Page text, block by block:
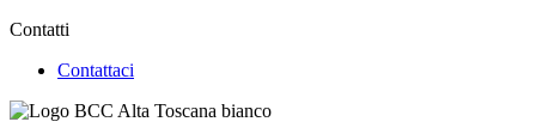
Contatti
Contattaci